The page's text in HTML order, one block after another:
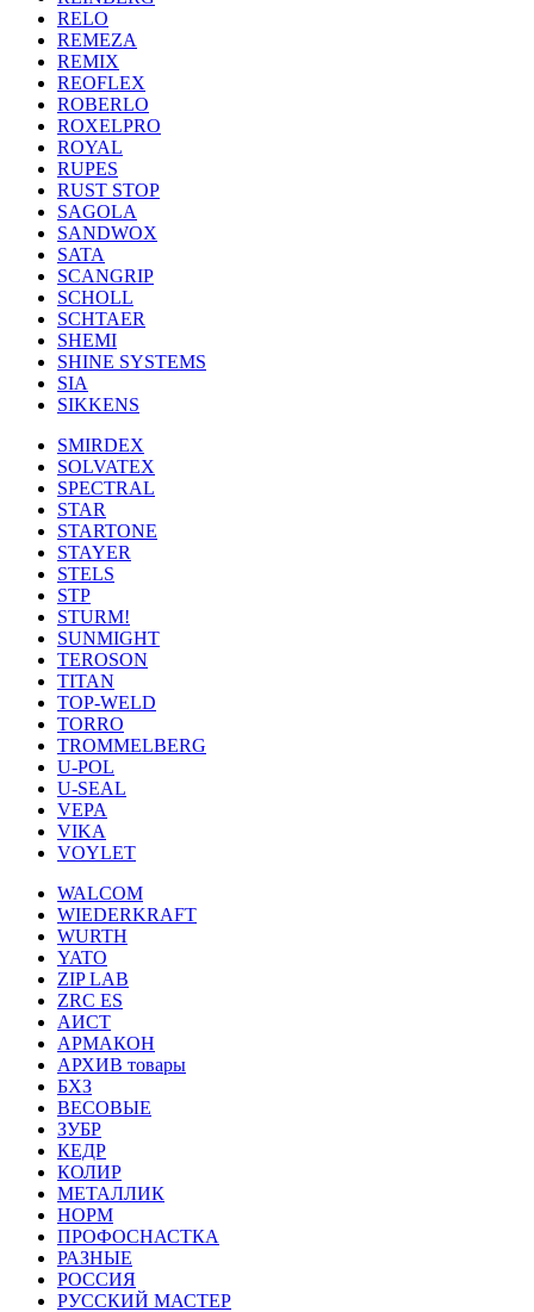
RELO
REMEZA
REMIX
REOFLEX
ROBERLO
ROXELPRO
ROYAL
RUPES
RUST STOP
SAGOLA
SANDWOX
SATA
SCANGRIP
SCHOLL
SCHTAER
SHEMI
SHINE SYSTEMS
SIA
SIKKENS
SMIRDEX
SOLVATEX
SPECTRAL
STAR
STARTONE
STAYER
STELS
STP
STURM!
SUNMIGHT
TEROSON
TITAN
TOP-WELD
TORRO
TROMMELBERG
U-POL
U-SEAL
VEPA
VIKA
VOYLET
WALCOM
WIEDERKRAFT
WURTH
YATO
ZIP LAB
ZRC ES
АИСТ
АРМАКОН
АРХИВ товары
БХЗ
ВЕСОВЫЕ
ЗУБР
КЕДР
КОЛИР
МЕТАЛЛИК
НОРМ
ПРОФОСНАСТКА
РАЗНЫЕ
РОССИЯ
РУССКИЙ МАСТЕР